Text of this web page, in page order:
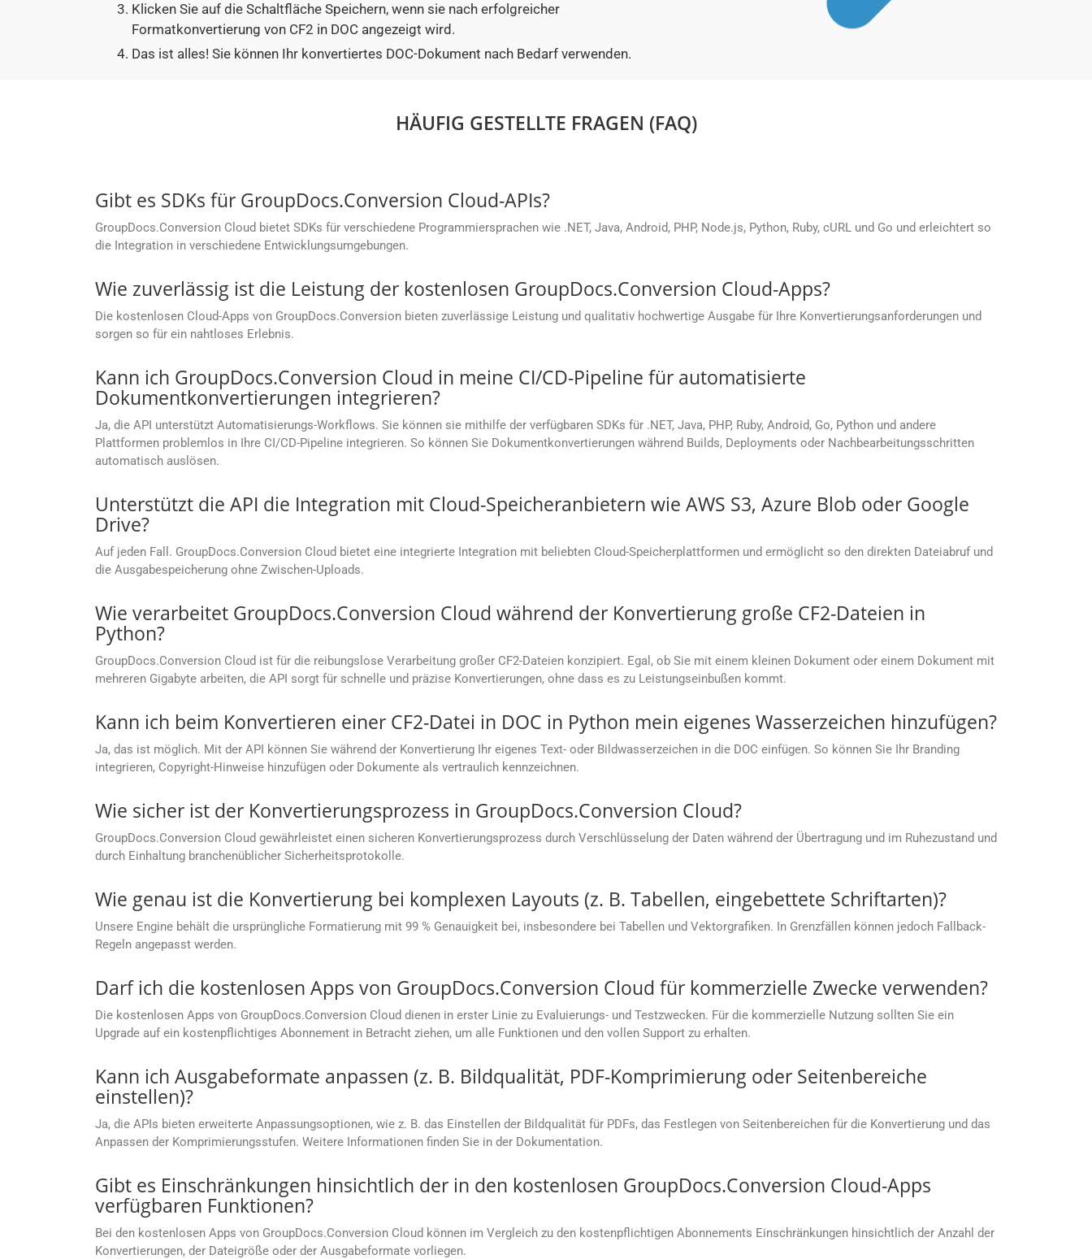
Klicken Sie auf die Schaltfläche Speichern, wenn sie nach erfolgreicher
Formatkonvertierung von CF2 in DOC angezeigt wird.
Das ist alles! Sie können Ihr konvertiertes DOC-Dokument nach Bedarf verwenden.
HÄUFIG GESTELLTE FRAGEN (FAQ)
Gibt es SDKs für GroupDocs.Conversion Cloud-APIs?
GroupDocs.Conversion Cloud bietet SDKs für verschiedene Programmiersprachen wie .NET, Java, Android, PHP, Node.js, Python, Ruby, cURL und Go und erleichtert so
die Integration in verschiedene Entwicklungsumgebungen.
Wie zuverlässig ist die Leistung der kostenlosen GroupDocs.Conversion Cloud-Apps?
Die kostenlosen Cloud-Apps von GroupDocs.Conversion bieten zuverlässige Leistung und qualitativ hochwertige Ausgabe für Ihre Konvertierungsanforderungen und
sorgen so für ein nahtloses Erlebnis.
Kann ich GroupDocs.Conversion Cloud in meine CI/CD-Pipeline für automatisierte
Dokumentkonvertierungen integrieren?
Ja, die API unterstützt Automatisierungs-Workflows. Sie können sie mithilfe der verfügbaren SDKs für .NET, Java, PHP, Ruby, Android, Go, Python und andere
Plattformen problemlos in Ihre CI/CD-Pipeline integrieren. So können Sie Dokumentkonvertierungen während Builds, Deployments oder Nachbearbeitungsschritten
automatisch auslösen.
Unterstützt die API die Integration mit Cloud-Speicheranbietern wie AWS S3, Azure Blob oder Google
Drive?
Auf jeden Fall. GroupDocs.Conversion Cloud bietet eine integrierte Integration mit beliebten Cloud-Speicherplattformen und ermöglicht so den direkten Dateiabruf und
die Ausgabespeicherung ohne Zwischen-Uploads.
Wie verarbeitet GroupDocs.Conversion Cloud während der Konvertierung große CF2-Dateien in
Python?
GroupDocs.Conversion Cloud ist für die reibungslose Verarbeitung großer CF2-Dateien konzipiert. Egal, ob Sie mit einem kleinen Dokument oder einem Dokument mit
mehreren Gigabyte arbeiten, die API sorgt für schnelle und präzise Konvertierungen, ohne dass es zu Leistungseinbußen kommt.
Kann ich beim Konvertieren einer CF2-Datei in DOC in Python mein eigenes Wasserzeichen hinzufügen?
Ja, das ist möglich. Mit der API können Sie während der Konvertierung Ihr eigenes Text- oder Bildwasserzeichen in die DOC einfügen. So können Sie Ihr Branding
integrieren, Copyright-Hinweise hinzufügen oder Dokumente als vertraulich kennzeichnen.
Wie sicher ist der Konvertierungsprozess in GroupDocs.Conversion Cloud?
GroupDocs.Conversion Cloud gewährleistet einen sicheren Konvertierungsprozess durch Verschlüsselung der Daten während der Übertragung und im Ruhezustand und
durch Einhaltung branchenüblicher Sicherheitsprotokolle.
Wie genau ist die Konvertierung bei komplexen Layouts (z. B. Tabellen, eingebettete Schriftarten)?
Unsere Engine behält die ursprüngliche Formatierung mit 99 % Genauigkeit bei, insbesondere bei Tabellen und Vektorgrafiken. In Grenzfällen können jedoch Fallback-
Regeln angepasst werden.
Darf ich die kostenlosen Apps von GroupDocs.Conversion Cloud für kommerzielle Zwecke verwenden?
Die kostenlosen Apps von GroupDocs.Conversion Cloud dienen in erster Linie zu Evaluierungs- und Testzwecken. Für die kommerzielle Nutzung sollten Sie ein
Upgrade auf ein kostenpflichtiges Abonnement in Betracht ziehen, um alle Funktionen und den vollen Support zu erhalten.
Kann ich Ausgabeformate anpassen (z. B. Bildqualität, PDF-Komprimierung oder Seitenbereiche
einstellen)?
Ja, die APIs bieten erweiterte Anpassungsoptionen, wie z. B. das Einstellen der Bildqualität für PDFs, das Festlegen von Seitenbereichen für die Konvertierung und das
Anpassen der Komprimierungsstufen. Weitere Informationen finden Sie in der Dokumentation.
Gibt es Einschränkungen hinsichtlich der in den kostenlosen GroupDocs.Conversion Cloud-Apps
verfügbaren Funktionen?
Bei den kostenlosen Apps von GroupDocs.Conversion Cloud können im Vergleich zu den kostenpflichtigen Abonnements Einschränkungen hinsichtlich der Anzahl der
Konvertierungen, der Dateigröße oder der Ausgabeformate vorliegen.